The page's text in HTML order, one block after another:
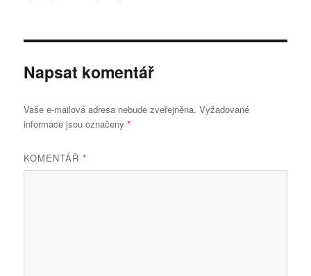
Napsat komentář
Vaše e-mailová adresa nebude zveřejněna. Vyžadované
informace jsou označeny*
KOMENTÁŘ*